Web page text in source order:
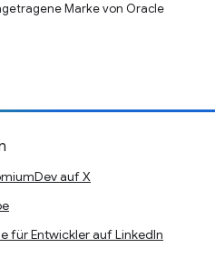
Marke von Oracle
auf X
für Entwickler auf LinkedIn